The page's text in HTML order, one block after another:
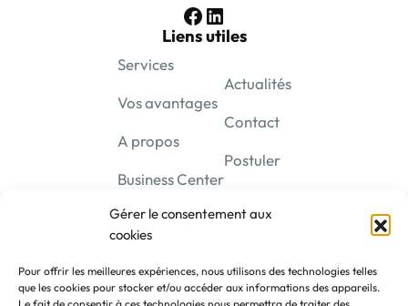
Gérer le consentement aux
cookies
Pour offrir les meilleures expériences, nous utilisons des technologies telles
que les cookies pour stocker et/ou accéder aux informations des appareils.
Facebook LinkedIn
Liens utiles
Services
Vos avantages
A propos
Business Center
Actualités
Contact
Postuler